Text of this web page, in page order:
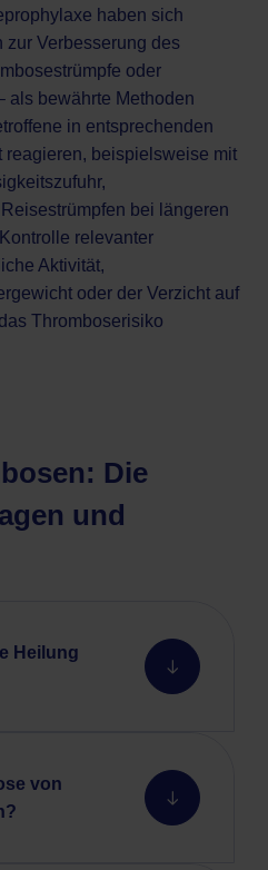
haben sich
Verbesserung des
oder
als bewährte Methoden
in entsprechenden
reagieren, beispielsweise mit
bei längeren
relevanter
Aktivität,
oder der Verzicht auf
Thromboserisiko
Die
und
Heilung
von